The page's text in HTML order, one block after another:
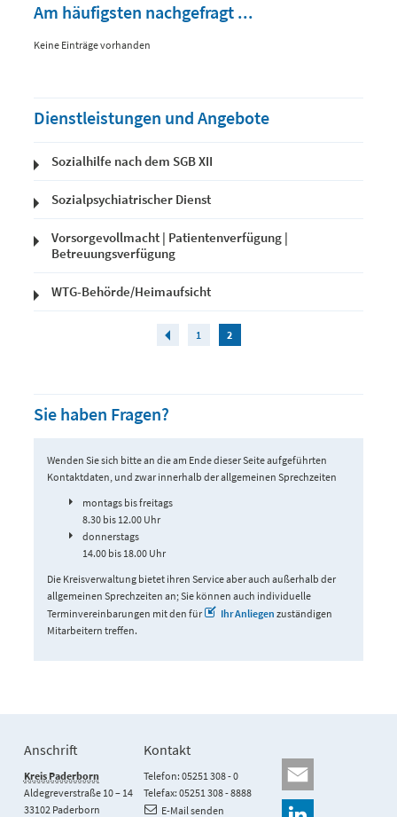
Am häufigsten nachgefragt ...
Keine Einträge vorhanden
Dienstleistungen und Angebote
Sozialhilfe nach dem SGB XII
Sozialpsychiatrischer Dienst
Vorsorgevollmacht | Patientenverfügung |
Betreuungsverfügung
WTG-Behörde/Heimaufsicht
1 2
Sie haben Fragen?
Wenden Sie sich bitte an die am Ende dieser Seite aufgeführten
Kontaktdaten, und zwar innerhalb der allgemeinen Sprechzeiten
montags bis freitags
8.30 bis 12.00 Uhr
donnerstags
14.00 bis 18.00 Uhr
Die Kreisverwaltung bietet ihren Service aber auch außerhalb der
allgemeinen Sprechzeiten an; Sie können auch individuelle
Terminvereinbarungen mit den für
Ihr Anliegen zuständigen
Mitarbeitern treffen.
Anschrift
Kreis Paderborn
Aldegreverstraße 10 – 14
33102 Paderborn
Kontakt
Telefon: 05251 308 - 0
Telefax: 05251 308 - 8888
E-Mail senden